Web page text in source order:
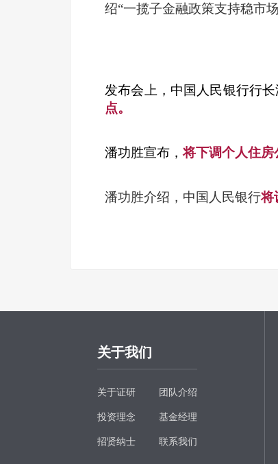
绍“一揽子金融政策支持稳市
发布会上，中国人民银行行长
点。
潘功胜宣布，将下调个人住房
潘功胜介绍，中国人民银行将
关于我们
关于证研
团队介绍
投资理念
基金经理
招贤纳士
联系我们